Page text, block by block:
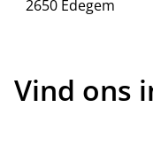
2650 Edegem
Vind ons